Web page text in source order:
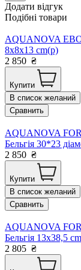
Додати відгук
Подібні товари
AQUANOVA
8x8x13 cm(р)
2 850 ₴
Купити
В список желаний
Сравнить
AQUANOVA
Бельгія 30*23
2 850 ₴
Купити
В список желаний
Сравнить
AQUANOVA
Бельгія 13x38,5
2 805 ₴